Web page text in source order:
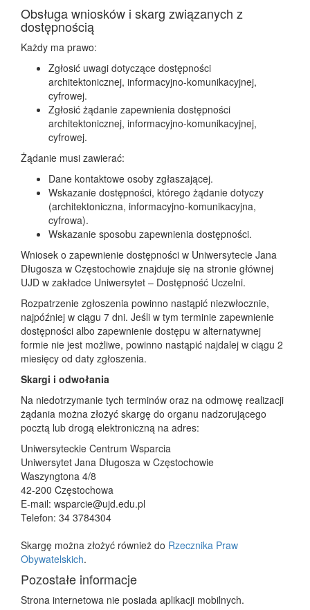
Obsługa wniosków i skarg związanych z
dostępnością
Każdy ma prawo:
Zgłosić uwagi dotyczące dostępności
architektonicznej, informacyjno-komunikacyjnej,
cyfrowej.
Zgłosić żądanie zapewnienia dostępności
architektonicznej, informacyjno-komunikacyjnej,
cyfrowej.
Żądanie musi zawierać:
Dane kontaktowe osoby zgłaszającej.
Wskazanie dostępności, którego żądanie dotyczy
(architektoniczna, informacyjno-komunikacyjna,
cyfrowa).
Wskazanie sposobu zapewnienia dostępności.
Wniosek o zapewnienie dostępności w Uniwersytecie Jana
Długosza w Częstochowie znajduje się na stronie głównej
UJD w zakładce Uniwersytet – Dostępność Uczelni.
Rozpatrzenie zgłoszenia powinno nastąpić niezwłocznie,
najpóźniej w ciągu 7 dni. Jeśli w tym terminie zapewnienie
dostępności albo zapewnienie dostępu w alternatywnej
formie nie jest możliwe, powinno nastąpić najdalej w ciągu 2
miesięcy od daty zgłoszenia.
Skargi i odwołania
Na niedotrzymanie tych terminów oraz na odmowę realizacji
żądania można złożyć skargę do organu nadzorującego
pocztą lub drogą elektroniczną na adres:
Uniwersyteckie Centrum Wsparcia
Uniwersytet Jana Długosza w Częstochowie
Waszyngtona 4/8
42-200 Częstochowa
E-mail: wsparcie@ujd.edu.pl
Telefon: 34 3784304
Skargę można złożyć również do Rzecznika Praw
Obywatelskich.
Pozostałe informacje
Strona internetowa nie posiada aplikacji mobilnych.